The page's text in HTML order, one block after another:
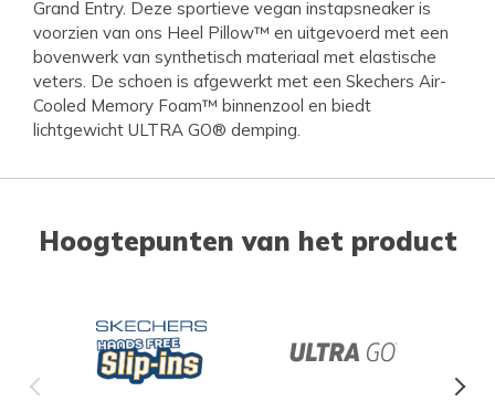
Grand Entry. Deze sportieve vegan instapsneaker is
voorzien van ons Heel Pillow™ en uitgevoerd met een
bovenwerk van synthetisch materiaal met elastische
veters. De schoen is afgewerkt met een Skechers Air-
Cooled Memory Foam™ binnenzool en biedt
lichtgewicht ULTRA GO® demping.
Hoogtepunten van het product